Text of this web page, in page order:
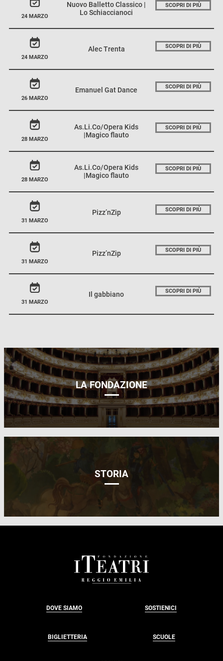
24 MARZO
Nuovo Balletto Classico |
Lo Schiaccianoci
SCOPRI DI PIÙ
24 MARZO
Alec Trenta SCOPRI DI PIÙ
26 MARZO
Emanuel Gat Dance SCOPRI DI PIÙ
28 MARZO
As.Li.Co/Opera Kids
|Magico flauto
SCOPRI DI PIÙ
28 MARZO
As.Li.Co/Opera Kids
|Magico flauto
SCOPRI DI PIÙ
31 MARZO
Pizz’nZip SCOPRI DI PIÙ
31 MARZO
Pizz’nZip SCOPRI DI PIÙ
31 MARZO
Il gabbiano SCOPRI DI PIÙ
LA FONDAZIONE
STORIA
DOVE SIAMO SOSTIENICI
BIGLIETTERIA SCUOLE